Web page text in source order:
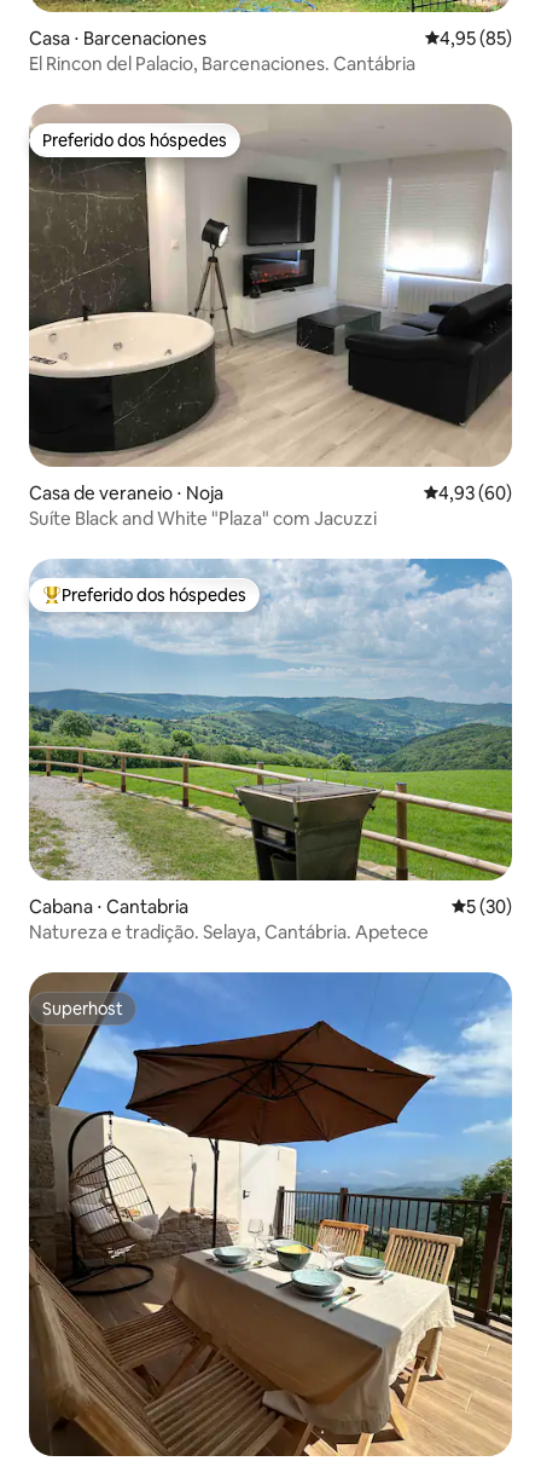
Casa ⋅ Barcenaciones 4,95 de uma
4,95 (85)
El Rincon del Palacio, Barcenaciones. Cantábria
Preferido dos hóspedes
Preferido dos hóspedes
Casa de veraneio ⋅ Noja 4,93 de uma
4,93 (60)
Suíte Black and White "Plaza" com Jacuzzi
Entre os melhores preferidos dos hóspedes
Preferido dos hóspedes
Cabana ⋅ Cantabria 5 de uma
5 (30)
Natureza e tradição. Selaya, Cantábria. Apetece
Superhost
Superhost